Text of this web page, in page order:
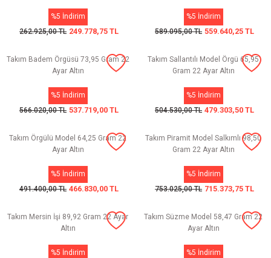
%5 İndirim
262.925,00 TL 249.778,75 TL
%5 İndirim
589.095,00 TL 559.640,25 TL
Takım Badem Örgüsü 73,95 Gram 22
Ayar Altın
%5 İndirim
566.020,00 TL 537.719,00 TL
Takım Sallantılı Model Örgü 65,95
Gram 22 Ayar Altın
%5 İndirim
504.530,00 TL 479.303,50 TL
Takım Örgülü Model 64,25 Gram 22
Ayar Altın
%5 İndirim
491.400,00 TL 466.830,00 TL
Takım Piramit Model Salkımlı 98,50
Gram 22 Ayar Altın
%5 İndirim
753.025,00 TL 715.373,75 TL
Takım Mersin İşi 89,92 Gram 22 Ayar
Altın
%5 İndirim
Takım Süzme Model 58,47 Gram 22
Ayar Altın
%5 İndirim